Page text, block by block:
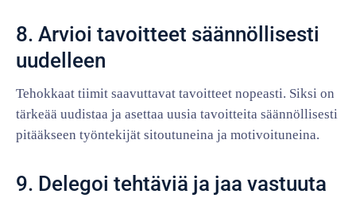
8. Arvioi tavoitteet säännöllisesti
uudelleen
Tehokkaat tiimit saavuttavat tavoitteet nopeasti. Siksi on
tärkeää uudistaa ja asettaa uusia tavoitteita säännöllisesti
pitääkseen työntekijät sitoutuneina ja motivoituneina.
9. Delegoi tehtäviä ja jaa vastuuta